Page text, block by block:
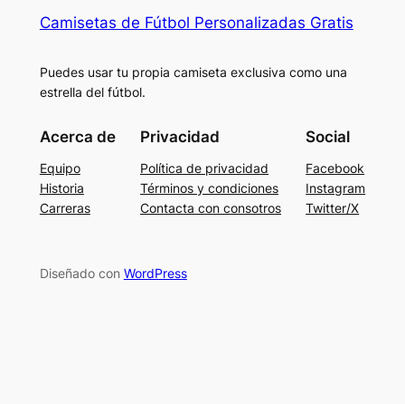
Camisetas de Fútbol Personalizadas Gratis
Puedes usar tu propia camiseta exclusiva como una
estrella del fútbol.
Acerca de
Equipo
Historia
Carreras
Privacidad
Política de privacidad
Términos y condiciones
Contacta con consotros
Social
Facebook
Instagram
Twitter/X
Diseñado con WordPress